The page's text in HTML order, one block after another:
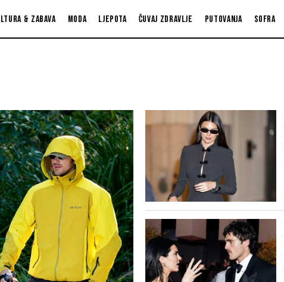
& zabava Moda Ljepota Čuvaj zdravlje Putovanja Sofra